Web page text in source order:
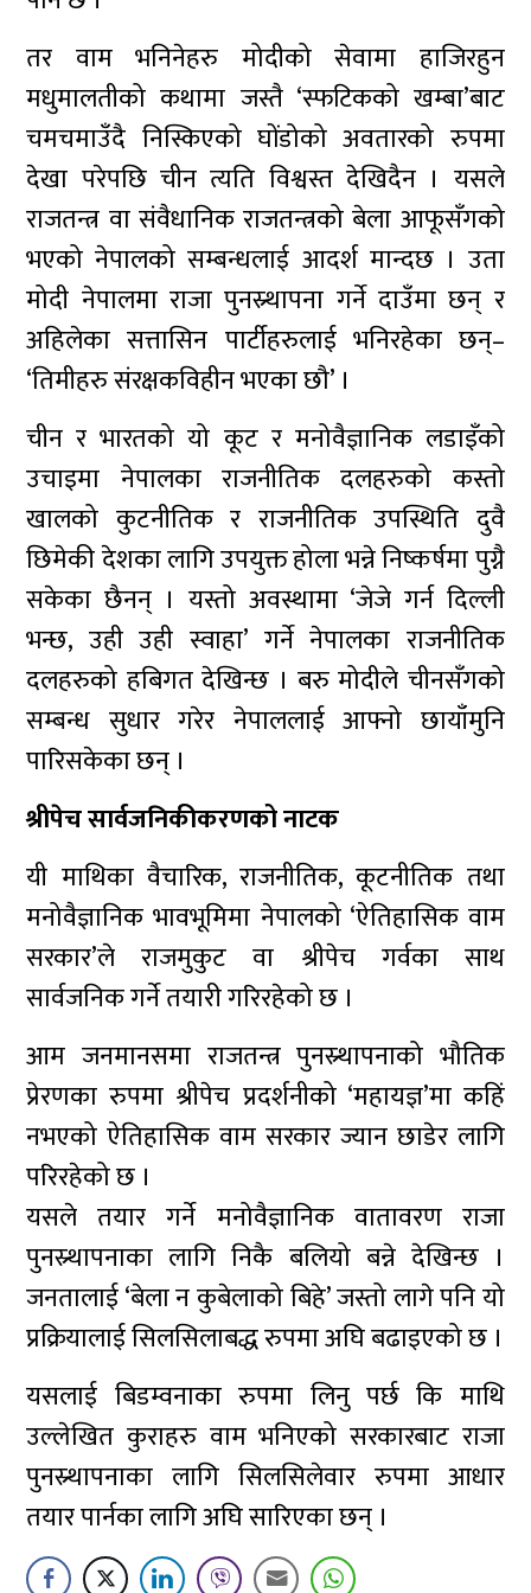
तर वाम भनिनेहरु मोदीको सेवामा हाजिरहुन
मधुमालतीको कथामा जस्तै ‘स्फटिकको खम्बा’बाट
चमचमाउँदै निस्किएको घोंडोको अवतारको रुपमा
देखा परेपछि चीन त्यति विश्वस्त देखिदैन । यसले
राजतन्त्र वा संवैधानिक राजतन्त्रको बेला आफूसँगको
भएको नेपालको सम्बन्धलाई आदर्श मान्दछ । उता
मोदी नेपालमा राजा पुनस्र्थापना गर्ने दाउँमा छन् र
अहिलेका सत्तासिन पार्टीहरुलाई भनिरहेका छन्–
‘तिमीहरु संरक्षकविहीन भएका छौ’ ।
चीन र भारतको यो कूट र मनोवैज्ञानिक लडाइँको
उचाइमा नेपालका राजनीतिक दलहरुको कस्तो
खालको कुटनीतिक र राजनीतिक उपस्थिति दुवै
छिमेकी देशका लागि उपयुक्त होला भन्ने निष्कर्षमा पुग्नै
सकेका छैनन् । यस्तो अवस्थामा ‘जेजे गर्न दिल्ली
भन्छ, उही उही स्वाहा’ गर्ने नेपालका राजनीतिक
दलहरुको हबिगत देखिन्छ । बरु मोदीले चीनसँगको
सम्बन्ध सुधार गरेर नेपाललाई आफ्नो छायाँमुनि
पारिसकेका छन् ।
श्रीपेच सार्वजनिकीकरणको नाटक
यी माथिका वैचारिक, राजनीतिक, कूटनीतिक तथा
मनोवैज्ञानिक भावभूमिमा नेपालको ‘ऐतिहासिक वाम
सरकार’ले राजमुकुट वा श्रीपेच गर्वका साथ
सार्वजनिक गर्ने तयारी गरिरहेको छ ।
आम जनमानसमा राजतन्त्र पुनस्र्थापनाको भौतिक
प्रेरणका रुपमा श्रीपेच प्रदर्शनीको ‘महायज्ञ’मा कहिं
नभएको ऐतिहासिक वाम सरकार ज्यान छाडेर लागि
परिरहेको छ ।
यसले तयार गर्ने मनोवैज्ञानिक वातावरण राजा
पुनस्र्थापनाका लागि निकै बलियो बन्ने देखिन्छ ।
जनतालाई ‘बेला न कुबेलाको बिहे’ जस्तो लागे पनि यो
प्रक्रियालाई सिलसिलाबद्ध रुपमा अघि बढाइएको छ ।
यसलाई बिडम्वनाका रुपमा लिनु पर्छ कि माथि
उल्लेखित कुराहरु वाम भनिएको सरकारबाट राजा
पुनस्र्थापनाका लागि सिलसिलेवार रुपमा आधार
तयार पार्नका लागि अघि सारिएका छन् ।